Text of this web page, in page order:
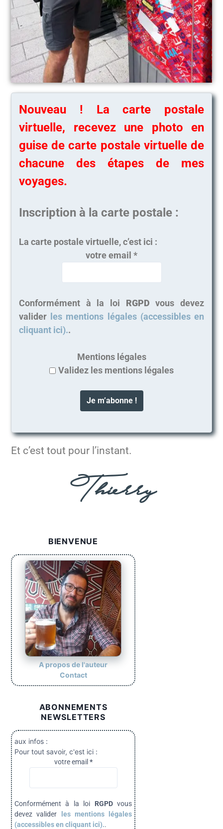
Nouveau ! La carte postale
virtuelle, recevez une photo en
guise de carte postale virtuelle de
chacune des étapes de mes
voyages.
Inscription à la carte postale :
La carte postale virtuelle, c’est ici :
votre email *
Conformément à la loi RGPD vous devez
valider les mentions légales (accessibles en
cliquant ici)..
Mentions légales
Validez les mentions légales
Et c’est tout pour l’instant.
Thierry
BIENVENUE
A propos de l'auteur
Contact
ABONNEMENTS
NEWSLETTERS
aux infos :
Pour tout savoir, c'est ici :
votre email *
Conformément à la loi RGPDvous
devez valider
les mentions légales
(accessibles en cliquant ici)..